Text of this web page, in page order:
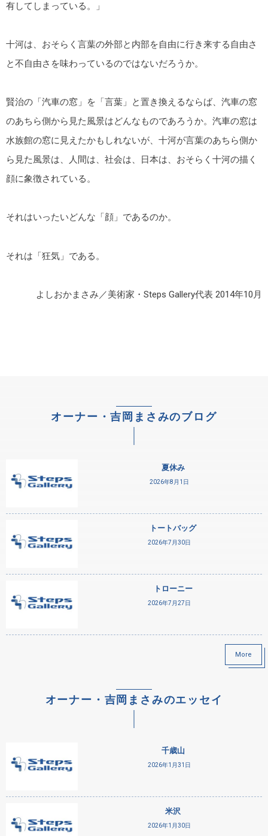
有してしまっている。」
十河は、おそらく言葉の外部と内部を自由に行き来する自由さ
と不自由さを味わっているのではないだろうか。
賢治の「汽車の窓」を「言葉」と置き換えるならば、汽車の窓
のあちら側から見た風景はどんなものであろうか。汽車の窓は
水族館の窓に見えたかもしれないが、十河が言葉のあちら側か
ら見た風景は、人間は、社会は、日本は、おそらく十河の描く
顔に象徴されている。
それはいったいどんな「顔」であるのか。
それは「狂気」である。
よしおかまさみ／美術家・Steps Gallery代表 2014年10月
オーナー・吉岡まさみのブログ
夏休み
2026年8月1日
トートバッグ
2026年7月30日
トローニー
2026年7月27日
More
オーナー・吉岡まさみのエッセイ
千歳山
2026年1月31日
米沢
2026年1月30日